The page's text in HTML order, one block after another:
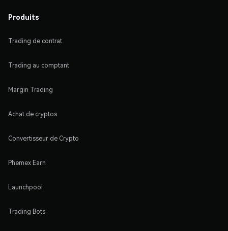
Produits
Trading de contrat
Trading au comptant
Margin Trading
Achat de cryptos
Convertisseur de Crypto
Phemex Earn
Launchpool
Trading Bots